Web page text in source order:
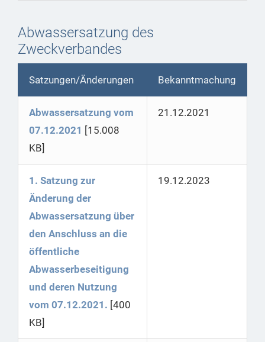
Abwassersatzung des
Zweckverbandes
Satzungen/Änderungen Bekanntmachung
Abwassersatzung vom
07.12.2021 [15.008
KB]
21.12.2021
1. Satzung zur
Änderung der
Abwassersatzung über
den Anschluss an die
öffentliche
Abwasserbeseitigung
und deren Nutzung
vom 07.12.2021. [400
KB]
19.12.2023